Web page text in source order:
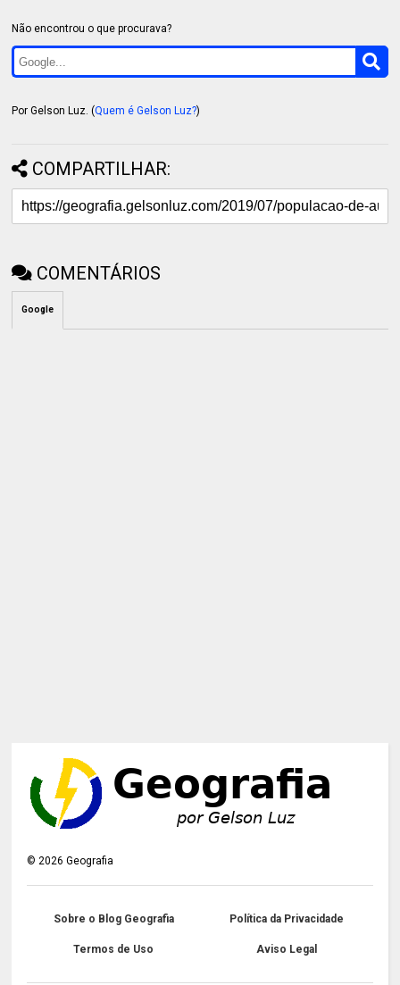
Não encontrou o que procurava?
Por Gelson Luz. (Quem é Gelson Luz?)
COMPARTILHAR:
COMENTÁRIOS
Google
©2026 Geografia
Sobre o Blog Geografia Política da Privacidade
Termos de Uso Aviso Legal